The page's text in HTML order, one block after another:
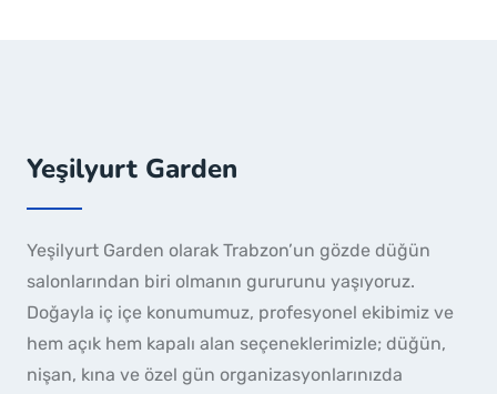
Yeşilyurt Garden
Yeşilyurt Garden olarak Trabzon’un gözde düğün
salonlarından biri olmanın gururunu yaşıyoruz.
Doğayla iç içe konumumuz, profesyonel ekibimiz ve
hem açık hem kapalı alan seçeneklerimizle; düğün,
nişan, kına ve özel gün organizasyonlarınızda